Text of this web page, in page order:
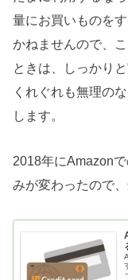
量にお買いものを
かねませんので、
ときは、しっかり
くれぐれも無理の
します。
2018年にAmazon
みが変わったので